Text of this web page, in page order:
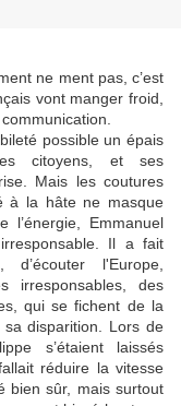
ne ment pas, c’est
vont manger froid,
possible un épais
citoyens, et ses
Mais les coutures
à la hâte ne masque
Emmanuel
Il a fait
d’écouter l'Europe,
irresponsables, des
qui se fichent de la
disparition. Lors de
s’étaient laissés
réduire la vitesse
bien sûr, mais surtout